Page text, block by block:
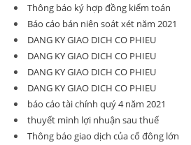
Thông báo ký hợp đồng kiểm toán
Báo cáo bán niên soát xét năm 2021
DANG KY GIAO DICH CO PHIEU
DANG KY GIAO DICH CO PHIEU
DANG KY GIAO DICH CO PHIEU
DANG KY GIAO DICH CO PHIEU
báo cáo tài chính quý 4 năm 2021
thuyết minh lợi nhuận sau thuế
Thông báo giao dịch của cổ đông lớn